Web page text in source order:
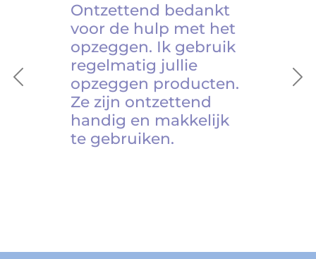
Previous
Ontzettend bedankt
voor de hulp met het
opzeggen. Ik gebruik
regelmatig jullie
opzeggen producten.
Ze zijn ontzettend
handig en makkelijk
te gebruiken.